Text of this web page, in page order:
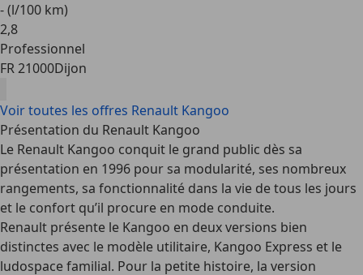
- (l/100 km)
2,8
Professionnel
FR 21000Dijon
Voir toutes les offres Renault Kangoo
Présentation du Renault Kangoo
Le Renault Kangoo conquit le grand public dès sa
présentation en 1996 pour sa modularité, ses nombreux
rangements, sa fonctionnalité dans la vie de tous les jours
et le confort qu’il procure en mode conduite.
Renault présente le Kangoo en deux versions bien
distinctes avec le modèle utilitaire, Kangoo Express et le
ludospace familial. Pour la petite histoire, la version